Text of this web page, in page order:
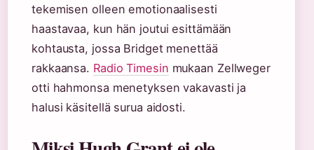
tekemisen olleen emotionaalisesti
haastavaa, kun hän joutui esittämään
kohtausta, jossa Bridget menettää
rakkaansa. Radio Timesin mukaan Zellweger
otti hahmonsa menetyksen vakavasti ja
halusi käsitellä surua aidosti.